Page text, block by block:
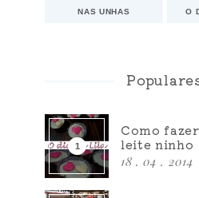
NAS UNHAS O
Como
leite ninho
18 . 04 . 2014